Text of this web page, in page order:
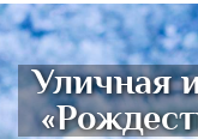
Уличная